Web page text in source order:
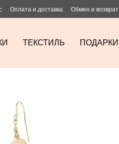
Оплата и доставка Обмен и возврат
ТЕКСТИЛЬ ПОДАРКИ